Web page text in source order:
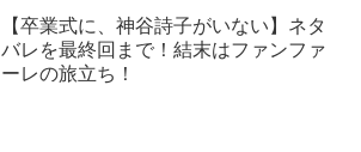
【卒業式に、神谷詩子がいない】ネタ
バレを最終回まで！結末はファンファ
ーレの旅立ち！